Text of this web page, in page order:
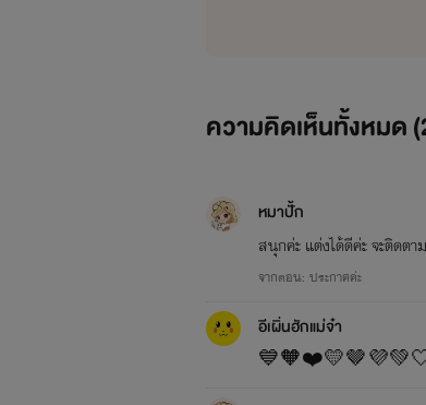
ความคิดเห็นทั้งหมด (
หมาปั้ก
สนุกค่ะ แต่งได้ดีค่ะ จะติดตา
จากตอน: ประกาศค่ะ
อีเผิ่นฮักแม่จ๋า